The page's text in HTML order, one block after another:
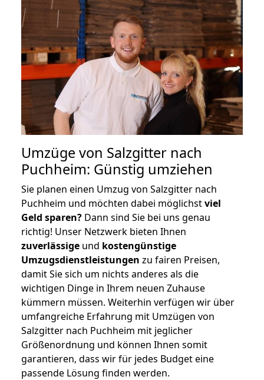
Umzüge von Salzgitter nach
Puchheim: Günstig umziehen
Sie planen einen Umzug von Salzgitter nach
Puchheim und möchten dabei möglichstviel
Geld sparen? Dann sind Sie bei uns genau
richtig! Unser Netzwerk bieten Ihnen
zuverlässige und kostengünstige
Umzugsdienstleistungen zu fairen Preisen,
damit Sie sich um nichts anderes als die
wichtigen Dinge in Ihrem neuen Zuhause
kümmern müssen. Weiterhin verfügen wir über
umfangreiche Erfahrung mit Umzügen von
Salzgitter nach Puchheim mit jeglicher
Größenordnung und können Ihnen somit
garantieren, dass wir für jedes Budget eine
passende Lösung finden werden.